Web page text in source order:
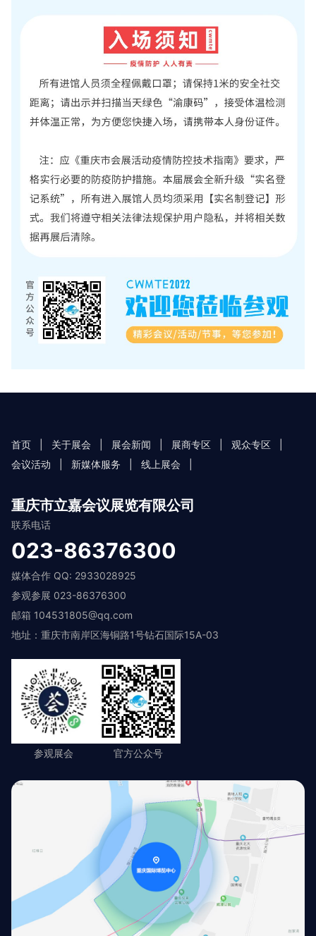
首页 关于展会 展会新闻 展商专区 观众专区
会议活动
新媒体服务 线上展会
重庆市立嘉会议展览有限公司
联系电话
023-86376300
媒体合作 QQ: 2933028925
参观参展 023-86376300
邮箱 104531805@qq.com
地址：重庆市南岸区海铜路1号钻石国际15A-03
参观展会 官方公众号